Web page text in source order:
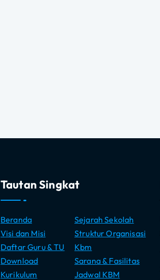
Tautan Singkat
Beranda
Sejarah Sekolah
Visi dan Misi
Struktur Organisasi
Daftar Guru & TU
Kbm
Download
Sarana & Fasilitas
Kurikulum
Jadwal KBM